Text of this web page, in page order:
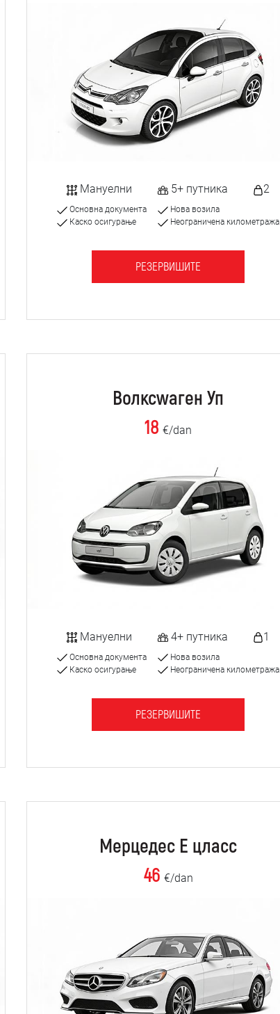
Мануелни 5+ путника 2
Основна документа
Каско осигурање
Нова возила
Неограничена километража
РЕЗЕРВИШИТЕ
Волксwаген Уп
18 €/dan
Мануелни 4+ путника 1
Основна документа
Каско осигурање
Нова возила
Неограничена километража
РЕЗЕРВИШИТЕ
Мерцедес Е цласс
46 €/dan